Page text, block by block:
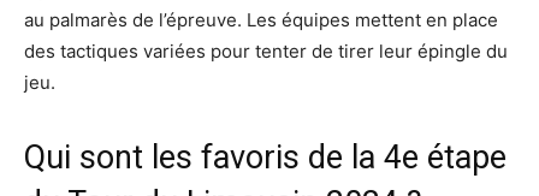
au palmarès de l’épreuve. Les équipes mettent en place
des tactiques variées pour tenter de tirer leur épingle du
jeu.
Qui sont les favoris de la 4e étape